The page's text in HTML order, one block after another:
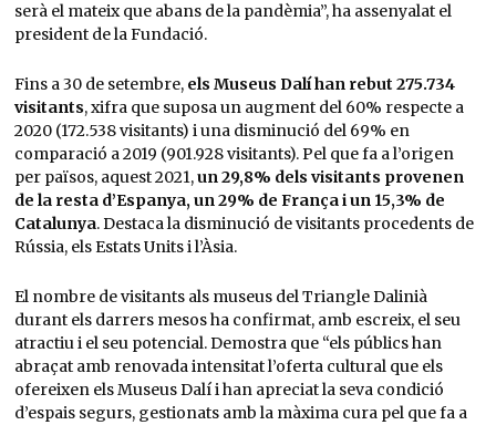
serà el mateix que abans de la pandèmia”, ha assenyalat el
president de la Fundació.
Fins a 30 de setembre,els Museus Dalí han rebut 275.734
visitants, xifra que suposa un augment del 60% respecte a
2020 (172.538 visitants) i una disminució del 69% en
comparació a 2019 (901.928 visitants). Pel que fa a l’origen
per països, aquest 2021,un 29,8% dels visitants provenen
de la resta d’Espanya, un 29% de França i un 15,3% de
Catalunya. Destaca la disminució de visitants procedents de
Rússia, els Estats Units i l’Àsia.
El nombre de visitants als museus del Triangle Dalinià
durant els darrers mesos ha confirmat, amb escreix, el seu
atractiu i el seu potencial. Demostra que “els públics han
abraçat amb renovada intensitat l’oferta cultural que els
ofereixen els Museus Dalí i han apreciat la seva condició
d’espais segurs, gestionats amb la màxima cura pel que fa a